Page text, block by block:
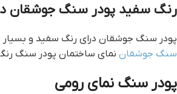
رنگ سفید پودر سنگ جوشقان
پودر سنگ جوشقان درای رنگ سفید و بسیار
سنگ جوشقان نماي ساختمان پودر سنگ
پودر سنگ نمای رومی